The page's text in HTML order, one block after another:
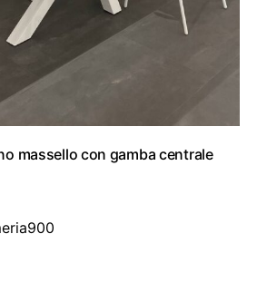
massello con gamba centrale